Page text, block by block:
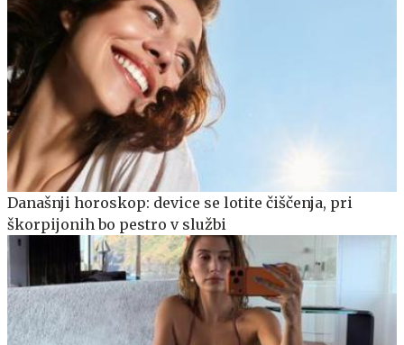
Današnji horoskop: device se lotite čiščenja, pri
škorpijonih bo pestro v službi